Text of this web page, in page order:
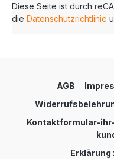
Diese Seite ist durch
die Datenschutzrichtlinie
AGB
Kontaktformular-